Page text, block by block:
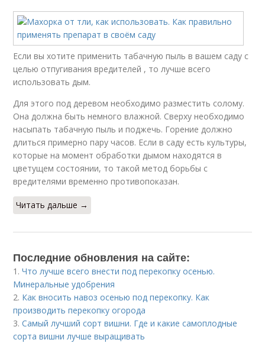
Если вы хотите применить табачную пыль в вашем саду с
целью отпугивания вредителей , то лучше всего
использовать дым.
Для этого под деревом необходимо разместить солому.
Она должна быть немного влажной. Сверху необходимо
насыпать табачную пыль и поджечь. Горение должно
длиться примерно пару часов. Если в саду есть культуры,
которые на момент обработки дымом находятся в
цветущем состоянии, то такой метод борьбы с
вредителями временно противопоказан.
Читать дальше →
Последние обновления на сайте:
1.Что лучше всего внести под перекопку осенью.
Минеральные удобрения
2. Как вносить навоз осенью под перекопку. Как
производить перекопку огорода
3.Самый лучший сорт вишни. Где и какие самоплодные
сорта вишни лучше выращивать